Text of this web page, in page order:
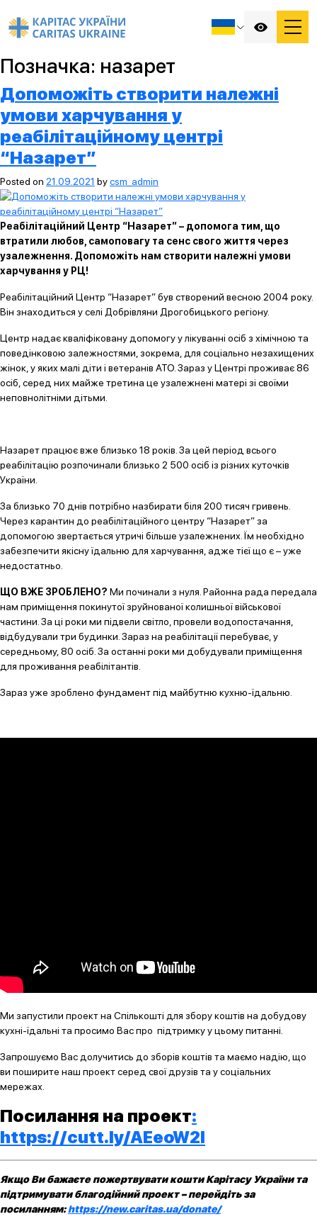
Позначка: назарет
Допоможіть створити належні
умови харчування у
реабілітаційному центрі
“Назарет”
Posted on 21.09.2021 bycsm_admin
Реабілітаційний Центр “Назарет” – допомога тим, що
втратили любов, самоповагу та сенс свого життя через
узалежнення. Допоможіть нам створити належні умови
харчування у РЦ!
Реабілітаційний Центр “Назарет” був створений весною 2004 року.
Він знаходиться у селі Добрівляни Дрогобицького регіону.
Центр надає кваліфіковану допомогу у лікуванні осіб з хімічною та
поведінковою залежностями, зокрема, для соціально незахищених
жінок, у яких малі діти і ветеранів АТО. Зараз у Центрі проживає 86
осіб, серед них майже третина це узалежнені матері зі своїми
неповнолітніми дітьми.
Назарет працює вже близько 18 років. За цей період всього
реабілітацію розпочинали близько 2 500 осіб із різних куточків
України.
За близько 70 днів потрібно назбирати біля 200 тисяч гривень.
Через карантин до реабілітаційного центру “Назарет” за
допомогою звертається утричі більше узалежнених. Їм необхідно
забезпечити якісну їдальню для харчування, адже тієї що є – уже
недостатньо.
ЩО ВЖЕ ЗРОБЛЕНО? Ми починали з нуля. Районна рада передала
нам приміщення покинутої зруйнованої колишньої військової
частини. За ці роки ми підвели світло, провели водопостачання,
відбудували три будинки. Зараз на реабілітації перебуває, у
середньому, 80 осіб. За останні роки ми добудували приміщення
для проживання реабілітантів.
Зараз уже зроблено фундамент під майбутню кухню-їдальню.
Ми запустили проект на Спількошті для збору коштів на добудову
кухні-їдальні та просимо Вас про підтримку у цьому питанні.
Запрошуємо Вас долучитись до зборів коштів та маємо надію, що
ви поширите наш проект серед свої друзів та у соціальних
мережах.
Посилання на проект:
https://cutt.ly/AEeoW2I
Якщо Ви бажаєте пожертвувати кошти Карітасу України та
підтримувати благодійний проект – перейдіть за
посиланням:https://new.caritas.ua/donate/